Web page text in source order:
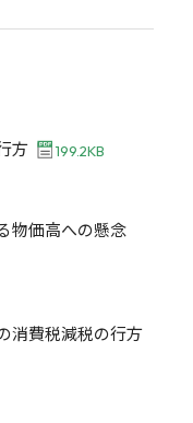
方
199.2KB
物価高への懸念
消費税減税の行方